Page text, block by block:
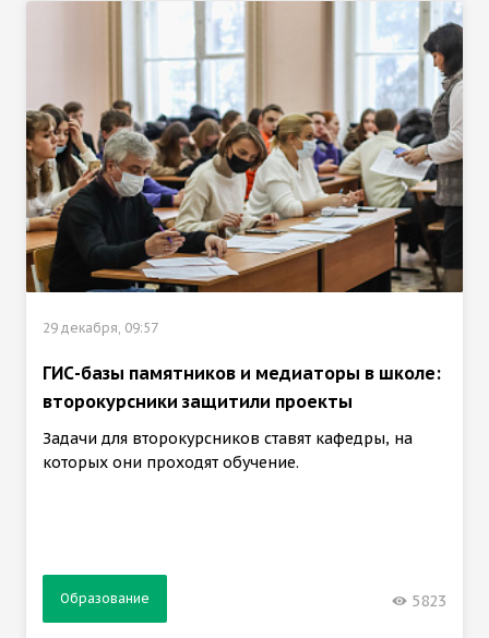
29 декабря, 09:57
ГИС-базы памятников и медиаторы в школе:
второкурсники защитили проекты
Задачи для второкурсников ставят кафедры, на
которых они проходят обучение.
Образование 5823